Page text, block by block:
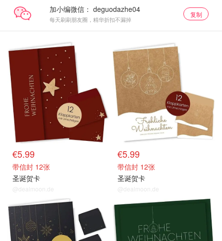
加小编微信：
每天刷刷朋友圈，精华折扣不漏掉
复制
€5.99
带信封 12张
圣诞贺卡
@dealmoon.de
€5.99
带信封 12张
圣诞贺卡
@dealmoon.de